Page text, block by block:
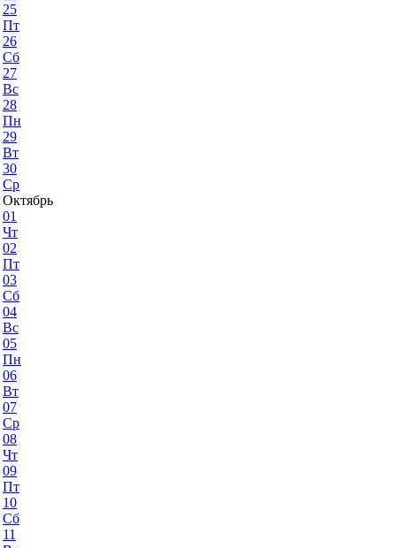
25
Пт
26
Сб
27
Вс
28
Пн
29
Вт
30
Ср
Октябрь
01
Чт
02
Пт
03
Сб
04
Вс
05
Пн
06
Вт
07
Ср
08
Чт
09
Пт
10
Сб
11